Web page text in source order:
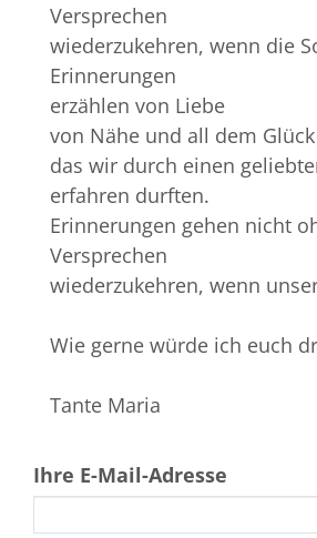
Versprechen
wiederzukehren, wenn die
Erinnerungen
erzählen von Liebe
von Nähe und all dem Glück
das wir durch einen
erfahren durften.
Erinnerungen gehen nicht
Versprechen
wiederzukehren, wenn
Wie gerne würde ich euch
Tante Maria
Ihre E-Mail-Adresse